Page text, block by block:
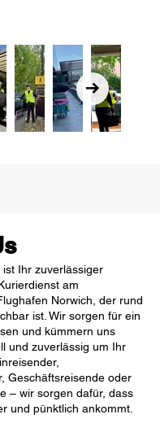
ist Ihr zuverlässiger
am
Norwich, der rund
ist. Wir sorgen für ein
und kümmern uns
und zuverlässig um Ihr
Geschäftsreisende oder
– wir sorgen dafür, dass
und pünktlich ankommt.